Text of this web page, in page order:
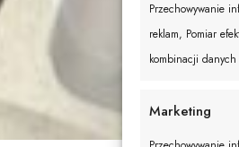
Przechowywanie
reklam, Pomiar
kombinacji
Marketing